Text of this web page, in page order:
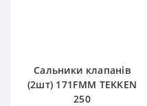
Сальники клапанів
(2шт) 171FMM TEKKEN
250